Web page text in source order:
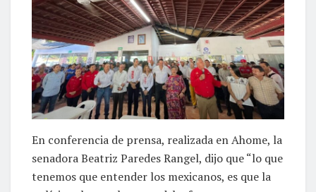
En conferencia de prensa, realizada en Ahome, la
senadora Beatriz Paredes Rangel, dijo que “lo que
tenemos que entender los mexicanos, es que la